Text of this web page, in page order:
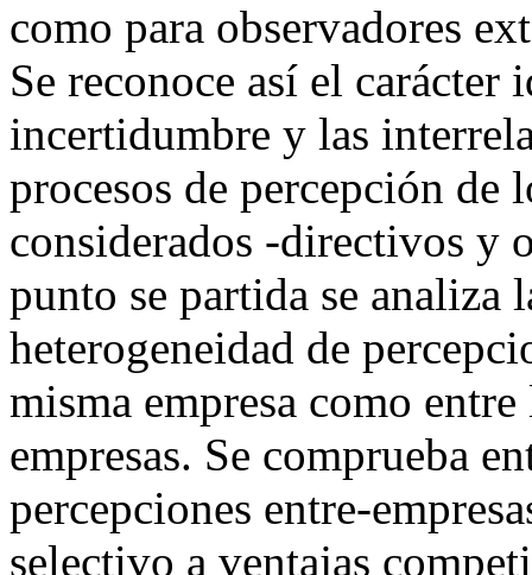
como para observadores
Se reconoce así el
incertidumbre y las
procesos de percepción
considerados -directivos y
punto se partida se analiza
heterogeneidad de
misma empresa como
empresas. Se comprueba
percepciones entre-
selectivo a ventajas